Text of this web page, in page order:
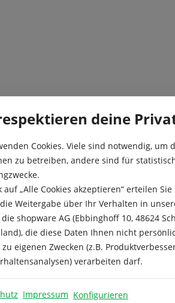
Blumen. Diese
Sommerhitze sehr
zum Einfrieren.
Stiel, vor dem
hohem Vitamin C
Besonders
verarbeitet zu einer
und laut neuesten
bekämpfen
deine
Cookies. Viele sind notwendig, um
zu betreiben, andere sind für
auf „Alle Cookies akzeptieren“ erteilen
Weitergabe über Ihr Verhalten in
shopware AG (Ebbinghoff 10, 48624
die diese Daten Ihnen nicht
eigenen Zwecken (z.B.
verarbeiten darf.
Impressum Konfigurieren